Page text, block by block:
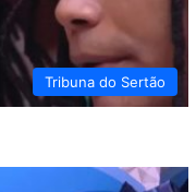
Tribuna do Sertão